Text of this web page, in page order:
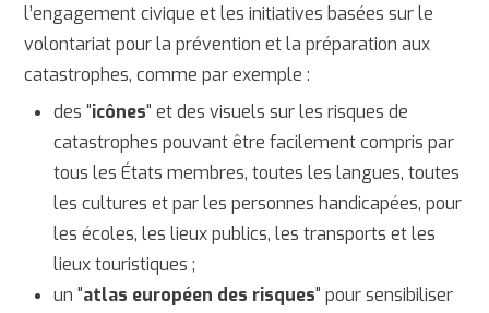
l’engagement civique et les initiatives basées sur le
volontariat pour la prévention et la préparation aux
catastrophes, comme par exemple :
des "icônes" et des visuels sur les risques de
catastrophes pouvant être facilement compris par
tous les États membres, toutes les langues, toutes
les cultures et par les personnes handicapées, pour
les écoles, les lieux publics, les transports et les
lieux touristiques ;
un "atlas européen des risques" pour sensibiliser